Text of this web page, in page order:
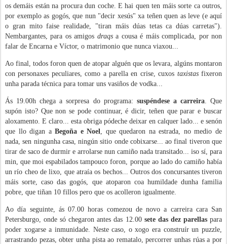
os demáis están na procura dun coche. E hai quen ten máis sorte ca outros,
por exemplo as gogós, que nun "decir xesús" xa teñen quen as leve (e aquí
o gran mito faise realidade, "tiran máis dúas tetas ca dúas carretas").
Nembargantes, para os amigos draqsa cousa é máis complicada, por non
falar de Encarna e Víctor, o matrimonio que nunca viaxou...
Ao final, todos foron quen de atopar alguén que os levara, algúns montaron
con personaxes peculiares, como a parella en crise, cuxos taxistasfixeron
unha parada técnica para tomar uns vasiños de vodka...
Ás 19.00h chega a sorpresa do programa: suspéndese a carreira. Que
supón isto? Que non se pode continuar, é dicir, teñen que parar e buscar
aloxamento. E claro... esta obriga pódeche deixar en calquer lado... e senón
que llo digan aBegoña e Noel, que quedaron na estrada, no medio de
nada, sen ningunha casa, ningún sitio onde cobixarse... ao final tiveron que
tirar de saco de durmir e arrolarse nun camiño nada transitado... iso sí, para
min, que moi espabilados tampouco foron, porque ao lado do camiño había
un río cheo de lixo, que atraía os bechos... Outros dos concursantes tiveron
máis sorte, caso das gogós, que atoparon coa humildade dunha familia
pobre, que tiñan 10 fillos pero que os acolleron igualmente.
Ao día seguinte, ás 07.00 horas comezou de novo a carreira cara San
Petersburgo, onde só chegaron antes das 12.00 sete das dez parellaspara
poder xogarse a inmunidade. Neste caso, o xogo era construír un puzzle,
arrastrando pezas, obter unha pista ao rematalo, percorrer unhas rúas a por